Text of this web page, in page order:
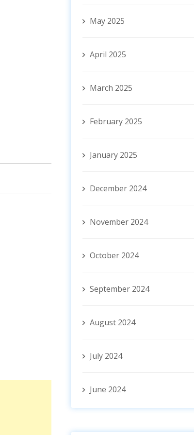
May 2025
April 2025
March 2025
February 2025
January 2025
December 2024
November 2024
October 2024
September 2024
August 2024
July 2024
June 2024